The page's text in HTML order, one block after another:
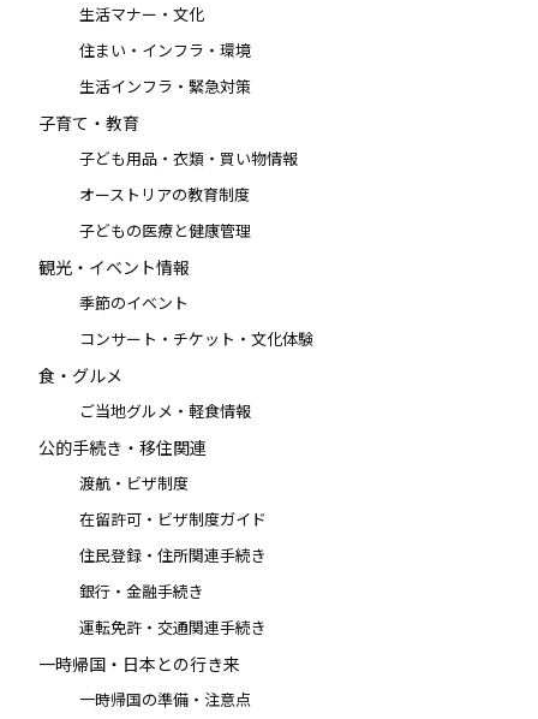
生活マナー・文化
住まい・インフラ・環境
生活インフラ・緊急対策
子育て・教育
子ども用品・衣類・買い物情報
オーストリアの教育制度
子どもの医療と健康管理
観光・イベント情報
季節のイベント
コンサート・チケット・文化体験
食・グルメ
ご当地グルメ・軽食情報
公的手続き・移住関連
渡航・ビザ制度
在留許可・ビザ制度ガイド
住民登録・住所関連手続き
銀行・金融手続き
運転免許・交通関連手続き
一時帰国・日本との行き来
一時帰国の準備・注意点